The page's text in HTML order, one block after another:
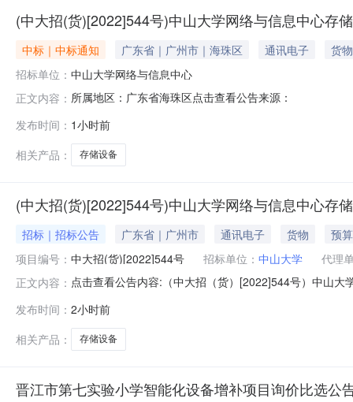
(中大招(货)[2022]544号)中山大学网络与信息中心存
中标｜中标通知 广东省｜广州市｜海珠区 通讯电子
货物
招标单位： 中山大学网络与信息中心
正文内容： 所属地区：广东省海珠区点击查看公告来源：
发布时间： 1小时前
相关产品：
存储设备
(中大招(货)[2022]544号)中山大学网络与信息中心存
招标｜招标公告 广东省｜广州市 通讯电子 货物
预
项目编号： 中大招(货)[2022]544号 招标单位： 中山大学
代理
正文内容： 点击查看公告内容:（中大招（货）[2022]544号）中山
发布时间： 2小时前
相关产品：
存储设备
晋江市第七实验小学智能化设备增补项目询价比选公